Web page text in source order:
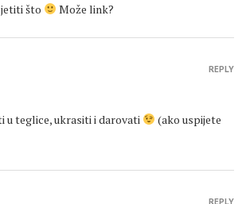
što
Može link?
u teglice, ukrasiti i darovati
(ako uspijete
REPLY
REPLY